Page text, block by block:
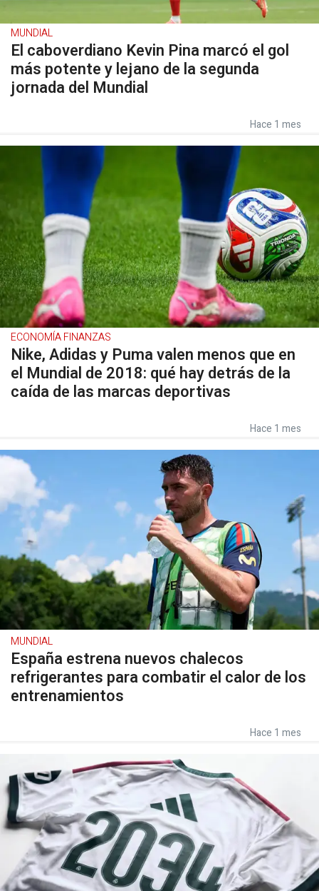
MUNDIAL
El caboverdiano Kevin Pina marcó el gol
más potente y lejano de la segunda
jornada del Mundial
Hace 1 mes
ECONOMÍA FINANZAS
Nike, Adidas y Puma valen menos que en
el Mundial de 2018: qué hay detrás de la
caída de las marcas deportivas
Hace 1 mes
MUNDIAL
España estrena nuevos chalecos
refrigerantes para combatir el calor de los
entrenamientos
Hace 1 mes